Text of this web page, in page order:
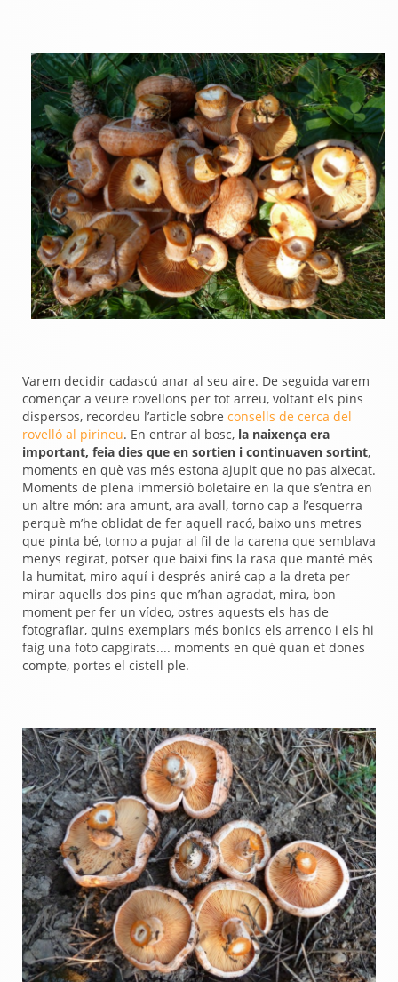
Varem decidir cadascú anar al seu aire. De seguida varem
començar a veure rovellons per tot arreu, voltant els pins
dispersos, recordeu l’article sobre consells de cerca del
rovelló al pirineu. En entrar al bosc, la naixença era
important, feia dies que en sortien i continuaven sortint,
moments en què vas més estona ajupit que no pas aixecat.
Moments de plena immersió boletaire en la que s’entra en
un altre món: ara amunt, ara avall, torno cap a l’esquerra
perquè m’he oblidat de fer aquell racó, baixo uns metres
que pinta bé, torno a pujar al fil de la carena que semblava
menys regirat, potser que baixi fins la rasa que manté més
la humitat, miro aquí i després aniré cap a la dreta per
mirar aquells dos pins que m’han agradat, mira, bon
moment per fer un vídeo, ostres aquests els has de
fotografiar, quins exemplars més bonics els arrenco i els hi
faig una foto capgirats.... moments en què quan et dones
compte, portes el cistell ple.